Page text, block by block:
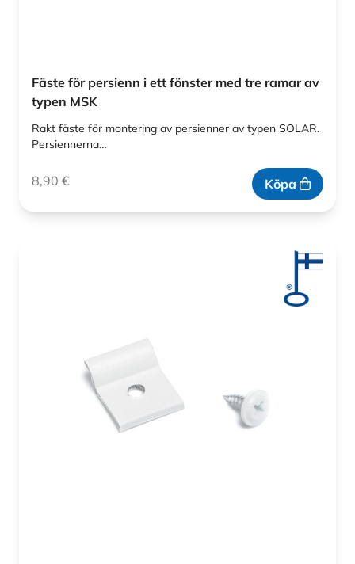
Fäste för persienn i ett fönster med tre ramar av
typen MSK
Rakt fäste för montering av persienner av typen SOLAR.
Persiennerna…
8,90 € Köpa